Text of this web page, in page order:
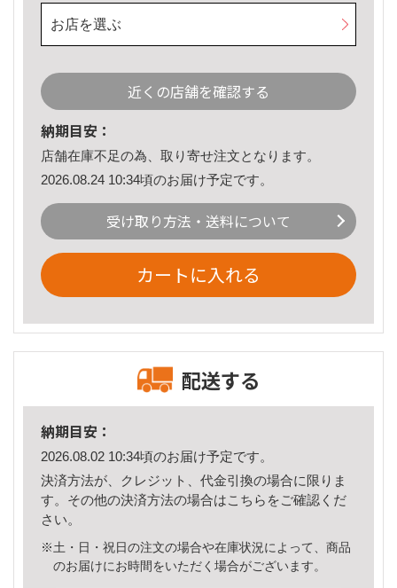
お店を選ぶ
近くの店舗を確認する
納期目安：
店舗在庫不足の為、取り寄せ注文となります。
2026.08.24 10:34頃のお届け予定です。
受け取り方法・送料について
カートに入れる
配送する
納期目安：
2026.08.02 10:34頃のお届け予定です。
決済方法が、クレジット、代金引換の場合に限りま
す。その他の決済方法の場合はこちら をご確認くだ
さい。
※土・日・祝日の注文の場合や在庫状況によって、商品
のお届けにお時間をいただく場合がございます。